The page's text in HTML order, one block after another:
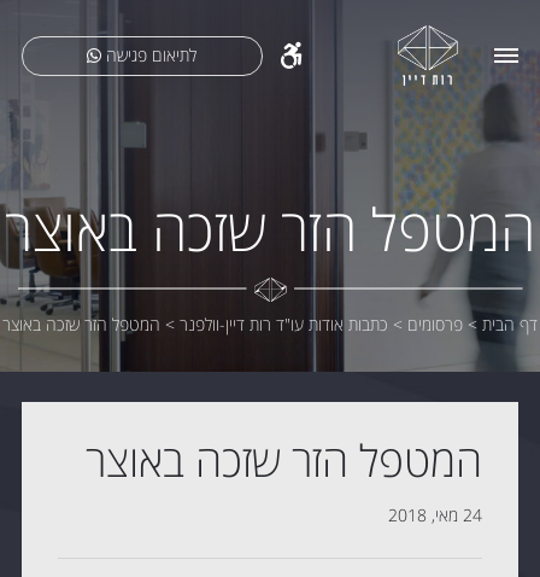
לתיאום פגישה
המטפל הזר שזכה באוצר
דף הבית > פרסומים > כתבות אודות עו"ד רות דיין-וולפנר > המטפל הזר שזכה באוצר
המטפל הזר שזכה באוצר
24 מאי, 2018